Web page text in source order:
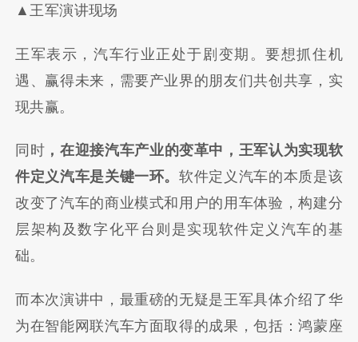
▲王军演讲现场
王军表示，汽车行业正处于剧变期。要想抓住机
遇、赢得未来，需要产业界的朋友们共创共享，实
现共赢。
同时 ，在迎接汽车产业的变革中，王军认为实现软
件定义汽车是关键一环。软件定义汽车的本质是该
改变了汽车的商业模式和用户的用车体验，构建分
层架构及数字化平台则是实现软件定义汽车的基
础。
而本次演讲中，最重磅的无疑是王军具体介绍了华
为在智能网联汽车方面取得的成果，包括：鸿蒙座